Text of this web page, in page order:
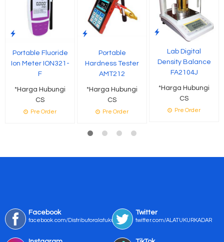
Portable Fluoride
Ion Meter ION321-
F
*Harga Hubungi
CS
Pre Order
Portable
Hardness Tester
AMT212
*Harga Hubungi
CS
Pre Order
Lab Digital
Density Balance
FA2104J
*Harga Hubungi
CS
Pre Order
Facebook
facebook.com/Distributoralatukur
Twitter
twitter.com/ALATUKURKADAR